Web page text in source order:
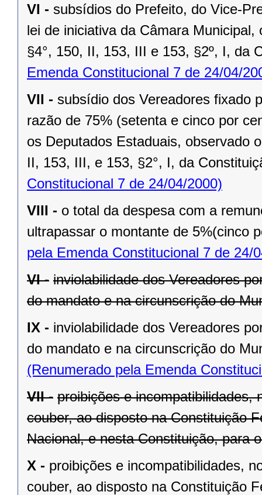
VI - subsídios do Prefeito, do Vice-
lei de iniciativa da Câmara
§4°, 150, II, 153, III e 153, §2º, I, da
Emenda Constitucional 7 de 24/04/
VII - subsídio dos Vereadores fixado
razão de 75% (setenta e cinco por
os Deputados Estaduais, observado
II, 153, III, e 153, §2°, I, da
Constitucional 7 de 24/04/2000)
VIII - o total da despesa com a
ultrapassar o montante de 5%(cinco
pela Emenda Constitucional 7 de 24/
VI - inviolabilidade dos Vereadores
do mandato e na circunscrição do
IX - inviolabilidade dos Vereadores
do mandato e na circunscrição do
(Renumerado pela Emenda
VII - proibições e incompatibilidades,
couber, ao disposto na Constituição
Nacional, e nesta Constituição, para
X - proibições e incompatibilidades,
couber, ao disposto na Constituição